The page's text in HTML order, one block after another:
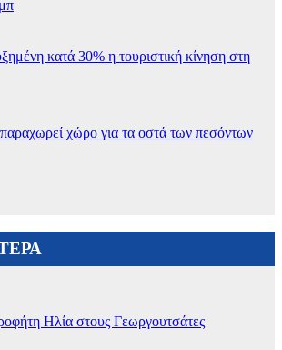
κατά 30% η τουριστική κίνηση στη
παραχωρεί χώρο για τα οστά των πεσόντων
Ηλία στους Γεωργουτσάτες